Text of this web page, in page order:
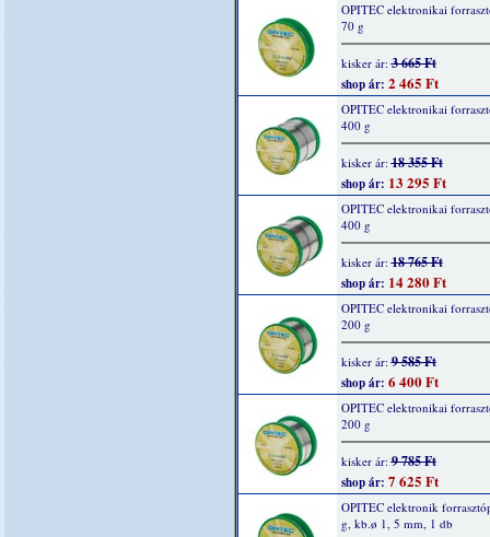
OPITEC elektronikai
70 g
kisker ár:3 665 Ft
shop ár: 2 465 Ft
OPITEC elektronikai
400 g
kisker ár:18 355 Ft
shop ár: 13 295 Ft
OPITEC elektronikai
400 g
kisker ár:18 765 Ft
shop ár: 14 280 Ft
OPITEC elektronikai
200 g
kisker ár:9 585 Ft
shop ár: 6 400 Ft
OPITEC elektronikai
200 g
kisker ár:9 785 Ft
shop ár: 7 625 Ft
OPITEC elektronik
g, kb.ø 1, 5 mm, 1 db